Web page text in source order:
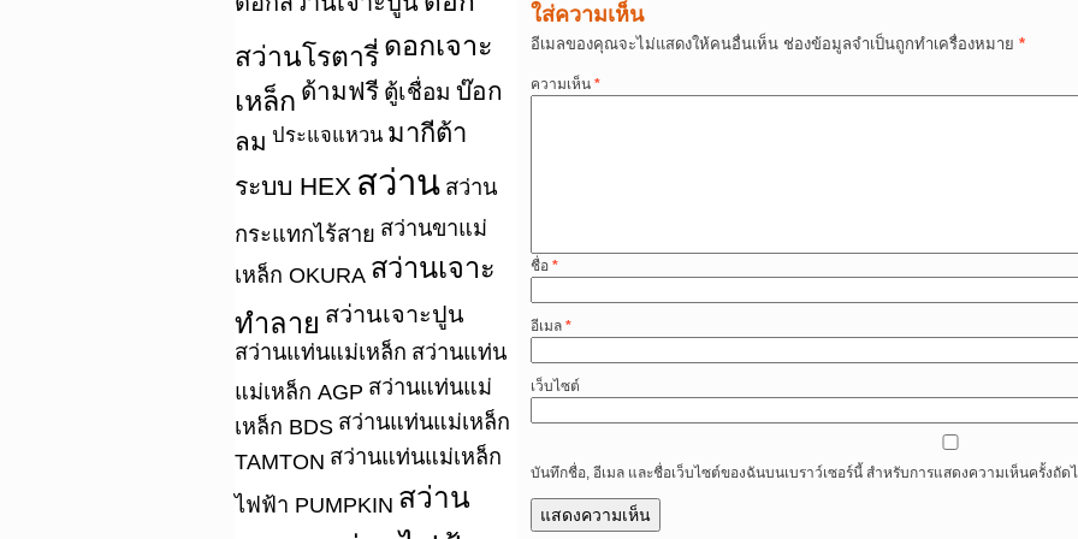
สว่านโรตารี่ ดอกเจาะ
เหล็ก ด้ามฟรี ตู้เชื่อม บ๊อก
ลม ประแจแหวน มากีต้า
ระบบ HEX สว่าน สว่าน
กระแทกไร้สาย สว่านขาแม่
เหล็ก OKURA สว่านเจาะ
ทำลาย สว่านเจาะปูน
สว่านแท่นแม่เหล็ก สว่านแท่น
แม่เหล็ก AGP สว่านแท่นแม่
เหล็ก BDS สว่านแท่นแม่เหล็ก
TAMTON สว่านแท่นแม่เหล็ก
ไฟฟ้า PUMPKIN สว่าน
ใส่ความเห็น
อีเมลของคุณจะไม่แสดงให้คนอื่นเห็น ช่องข้อมูลจำเป็นถูกทำเครื่องหมาย *
ความเห็น *
ชื่อ *
อีเมล *
เว็บไซต์
บันทึกชื่อ, อีเมล และชื่อเว็บไซต์ของฉันบนเบราว์เซอร์นี้ สำหรับการแสดงความเห็นครั้งถัด